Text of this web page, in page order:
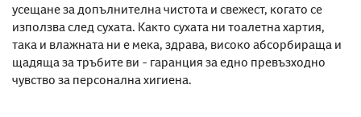
усещане за допълнителна чистота и свежест, когато се
използва след сухата. Както сухата ни тоалетна хартия,
така и влажната ни е мека, здрава, високо абсорбираща и
щадяща за тръбите ви - гаранция за едно превъзходно
чувство за персонална хигиена.